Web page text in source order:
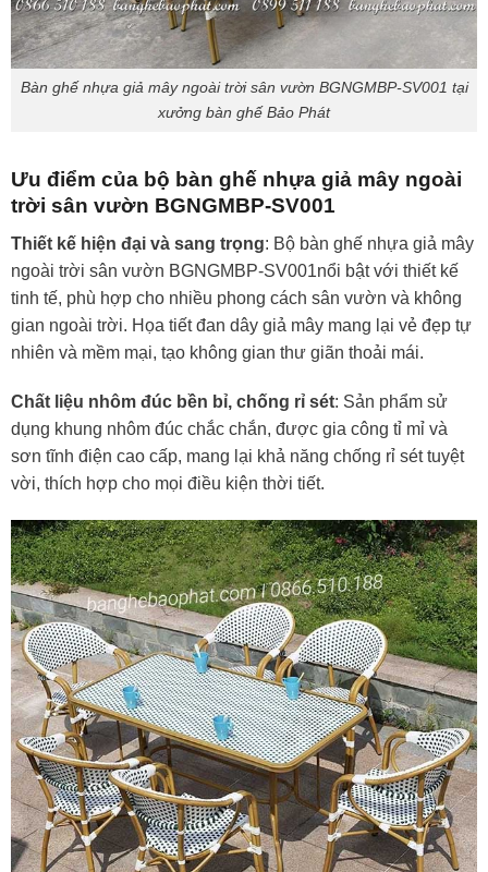
Bàn ghế nhựa giả mây ngoài trời sân vườn BGNGMBP-SV001 tại
xưởng bàn ghế Bảo Phát
Ưu điểm của bộ bàn ghế nhựa giả mây ngoài
trời sân vườn BGNGMBP-SV001
Thiết kế hiện đại và sang trọng: Bộ bàn ghế nhựa giả mây
ngoài trời sân vườn BGNGMBP-SV001nổi bật với thiết kế
tinh tế, phù hợp cho nhiều phong cách sân vườn và không
gian ngoài trời. Họa tiết đan dây giả mây mang lại vẻ đẹp tự
nhiên và mềm mại, tạo không gian thư giãn thoải mái.
Chất liệu nhôm đúc bền bỉ, chống rỉ sét: Sản phẩm sử
dụng khung nhôm đúc chắc chắn, được gia công tỉ mỉ và
sơn tĩnh điện cao cấp, mang lại khả năng chống rỉ sét tuyệt
vời, thích hợp cho mọi điều kiện thời tiết.